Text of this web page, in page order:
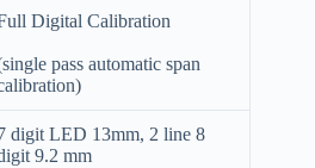
Digital Calibration
pass automatic span
digit LED 13mm, 2 line 8
9.2 mm